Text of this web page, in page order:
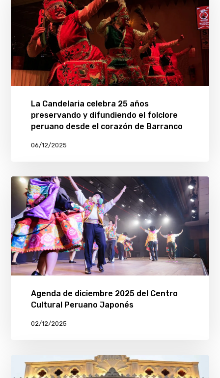
La Candelaria celebra 25 años
preservando y difundiendo el folclore
peruano desde el corazón de Barranco
06/12/2025
Agenda de diciembre 2025 del Centro
Cultural Peruano Japonés
02/12/2025